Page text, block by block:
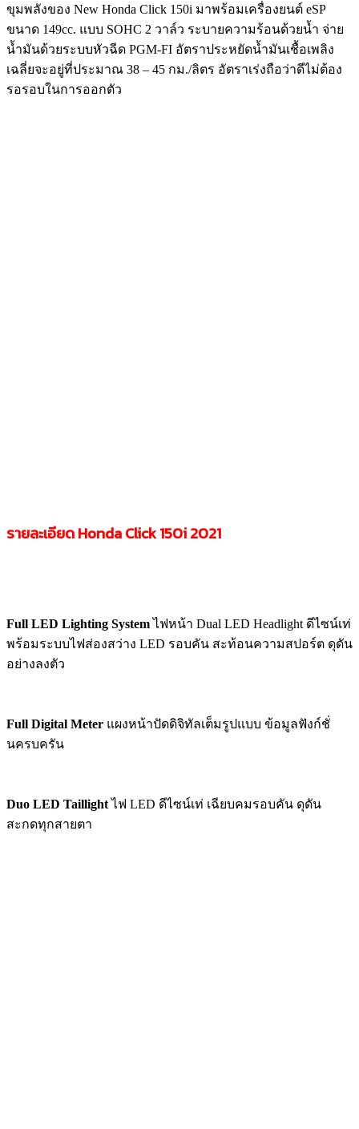
ขุมพลังของ New Honda Click 150i มาพร้อมเครื่องยนต์ eSP
ขนาด 149cc. แบบ SOHC 2 วาล์ว ระบายความร้อนด้วยน้ำ จ่าย
น้ำมันด้วยระบบหัวฉีด PGM-FI อัตราประหยัดน้ำมันเชื้อเพลิง
เฉลี่ยจะอยู่ที่ประมาณ 38 – 45 กม./ลิตร อัตราเร่งถือว่าดีไม่ต้อง
รอรอบในการออกตัว
รายละเอียด Honda Click150i2021
Full LED Lighting Systemไฟหน้า Dual LED Headlight ดีไซน์เท่
พร้อมระบบไฟส่องสว่าง LED รอบคัน สะท้อนความสปอร์ต ดุดัน
อย่างลงตัว
Full Digital Meter แผงหน้าปัดดิจิทัลเต็มรูปแบบ ข้อมูลฟังก์ชั่
นครบครัน
Duo LED Taillightไฟ LED ดีไซน์เท่ เฉียบคมรอบคัน ดุดัน
สะกดทุกสายตา